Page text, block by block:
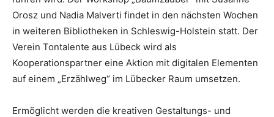
Orosz und Nadia Malverti findet in den nächsten Wochen
in weiteren Bibliotheken in Schleswig-Holstein statt. Der
Verein Tontalente aus Lübeck wird als
Kooperationspartner eine Aktion mit digitalen Elementen
auf einem „Erzählweg“ im Lübecker Raum umsetzen.
Ermöglicht werden die kreativen Gestaltungs- und